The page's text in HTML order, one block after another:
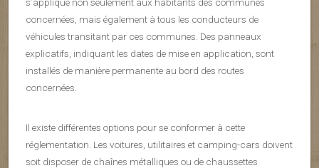
concernées, mais également à tous les conducteurs de
véhicules transitant par ces communes. Des panneaux
explicatifs, indiquant les dates de mise en application, sont
installés de manière permanente au bord des routes
concernées.
Il existe différentes options pour se conformer à cette
réglementation. Les voitures, utilitaires et camping-cars doivent
soit disposer de chaînes métalliques ou de chaussettes